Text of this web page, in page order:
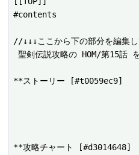
#contents
//↓↓↓ここから下の部分を編集
聖剣伝説攻略の HOM/第15話 を編集するページです。
**ストーリー [#t0059ec9]
**攻略チャート [#d3014648]